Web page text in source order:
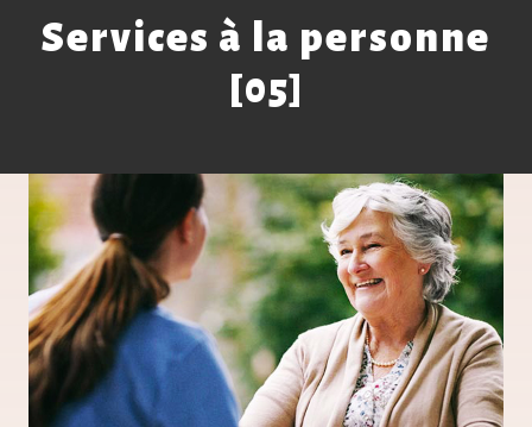
Services à la personne
[05]